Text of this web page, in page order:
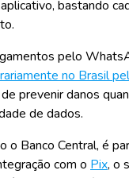
bastando
pelo
no Brasil
prevenir danos
de dados.
o Banco Central, é
com o Pix, o